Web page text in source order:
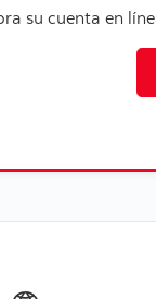
su cuenta en